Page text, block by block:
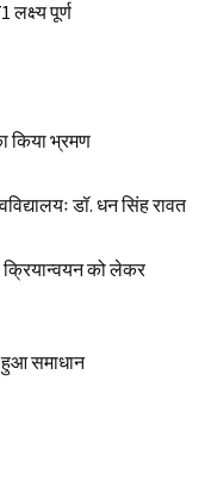
लक्ष्य पूर्ण
किया भ्रमण
डॉ. धन सिंह रावत
क्रियान्वयन को लेकर
हुआ समाधान